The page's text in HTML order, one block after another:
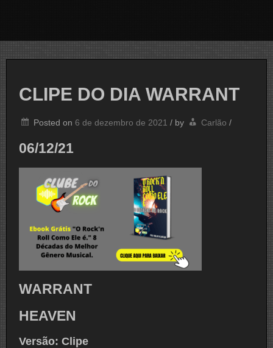
CLIPE DO DIA WARRANT
Posted on 6 de dezembro de 2021 / by Carlão /
06/12/21
WARRANT
HEAVEN
Versão: Clipe